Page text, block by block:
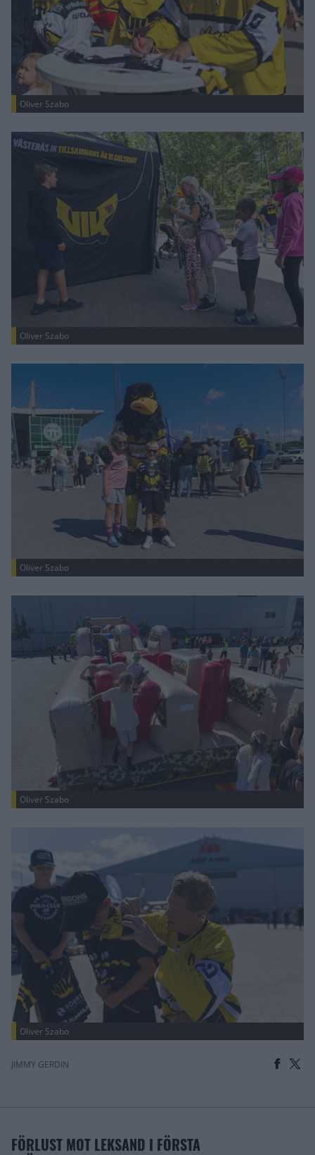
Oliver Szabo
Oliver Szabo
Oliver Szabo
Oliver Szabo
Oliver Szabo
JIMMY GERDIN
FÖRLUST MOT LEKSAND I FÖRSTA